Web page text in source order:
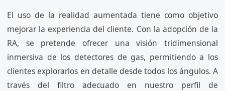
El uso de la realidad aumentada tiene como objetivo
mejorar la experiencia del cliente. Con la adopción de la
RA, se pretende ofrecer una visión tridimensional
inmersiva de los detectores de gas, permitiendo a los
clientes explorarlos en detalle desde todos los ángulos. A
través del filtro adecuado en nuestro perfil de